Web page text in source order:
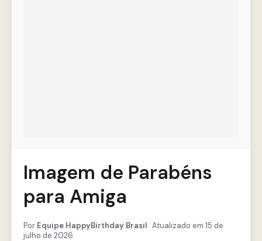
Imagem de Parabéns
para Amiga
Por Equipe HappyBirthday Brasil · Atualizado em 15 de
julho de 2026